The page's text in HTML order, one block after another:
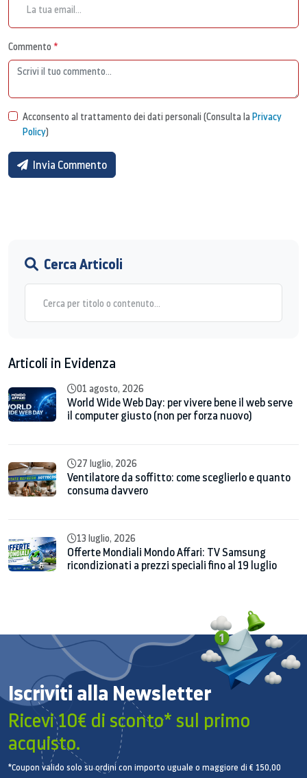
Commento *
Acconsento al trattamento dei dati personali (Consulta la Privacy
Policy)
Invia Commento
Cerca Articoli
Articoli in Evidenza
01 agosto, 2026
World Wide Web Day: per vivere bene il web serve
il computer giusto (non per forza nuovo)
27 luglio, 2026
Ventilatore da soffitto: come sceglierlo e quanto
consuma davvero
13 luglio, 2026
Offerte Mondiali Mondo Affari: TV Samsung
ricondizionati a prezzi speciali fino al 19 luglio
Iscriviti alla Newsletter
Ricevi 10€ di sconto* sul primo
acquisto.
*Coupon valido solo su ordini con importo uguale o maggiore di € 150,00